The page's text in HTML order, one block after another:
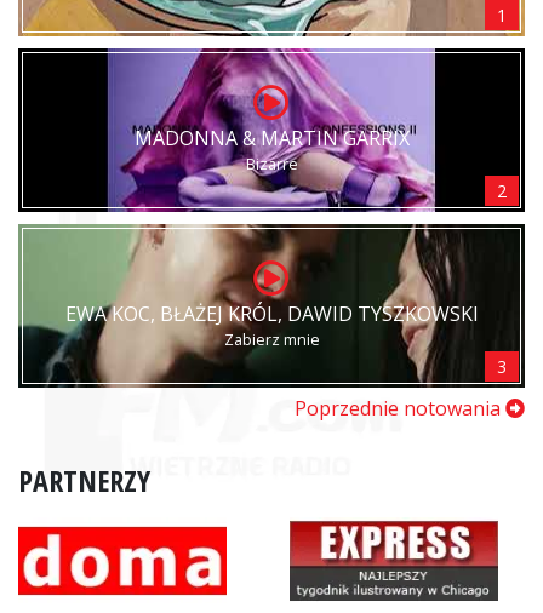
1
MADONNA & MARTIN GARRIX
Bizarre
2
EWA KOC, BŁAŻEJ KRÓL, DAWID TYSZKOWSKI
Zabierz mnie
3
Poprzednie notowania
PARTNERZY